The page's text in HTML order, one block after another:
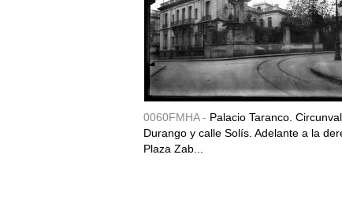
0060FMHA - Palacio Taranco.
Durango y calle Solís. Adelante a la
Plaza Zab...